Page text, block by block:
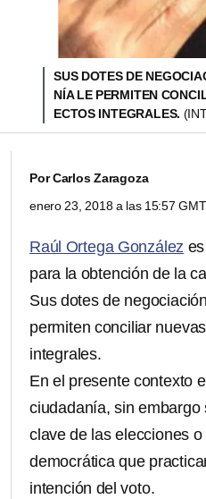
SUS DOTES DE
NÍA LE PERMITEN
ECTOS INTEGRALES.
PorCarlos Zaragoza
enero 23, 2018 a las 15:57
Raúl Ortega González
para la obtención de la
Sus dotes de
permiten conciliar
integrales.
En el presente contexto
ciudadanía, sin embargo
clave de las elecciones
democrática que
intención del voto.